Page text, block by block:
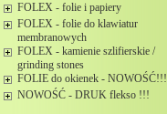
FOLEX - folie i papiery
FOLEX - folie do klawiatur
membranowych
FOLEX - kamienie szlifierskie /
grinding stones
FOLIE do okienek - NOWOŚĆ!!!
NOWOŚĆ - DRUK flekso !!!